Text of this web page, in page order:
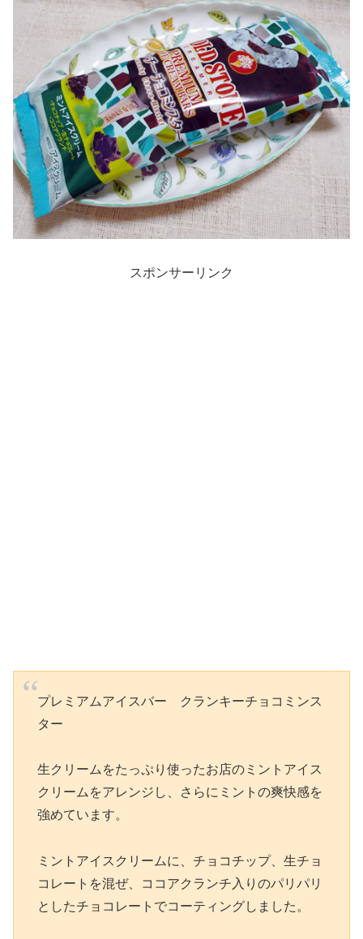
スポンサーリンク
プレミアムアイスバー クランキーチョコミンス
ター
生クリームをたっぷり使ったお店のミントアイス
クリームをアレンジし、さらにミントの爽快感を
強めています。
ミントアイスクリームに、チョコチップ、生チョ
コレートを混ぜ、ココアクランチ入りのパリパリ
としたチョコレートでコーティングしました。